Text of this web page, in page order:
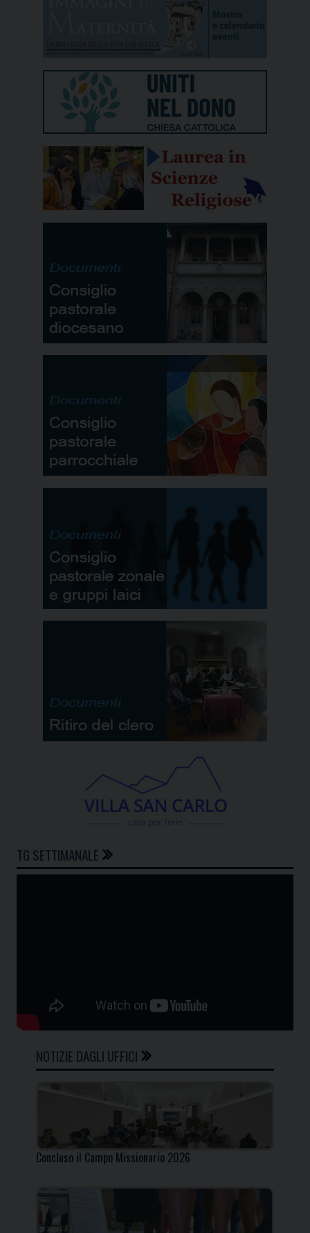
TG SETTIMANALE
NOTIZIE DAGLI UFFICI
Concluso il Campo Missionario 2026